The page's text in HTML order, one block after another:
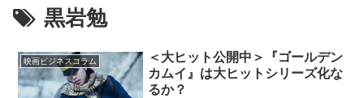
黒岩勉
映画ビジネスコラム
＜大ヒット公開中＞『ゴールデン
カムイ』は大ヒットシリーズ化な
るか？